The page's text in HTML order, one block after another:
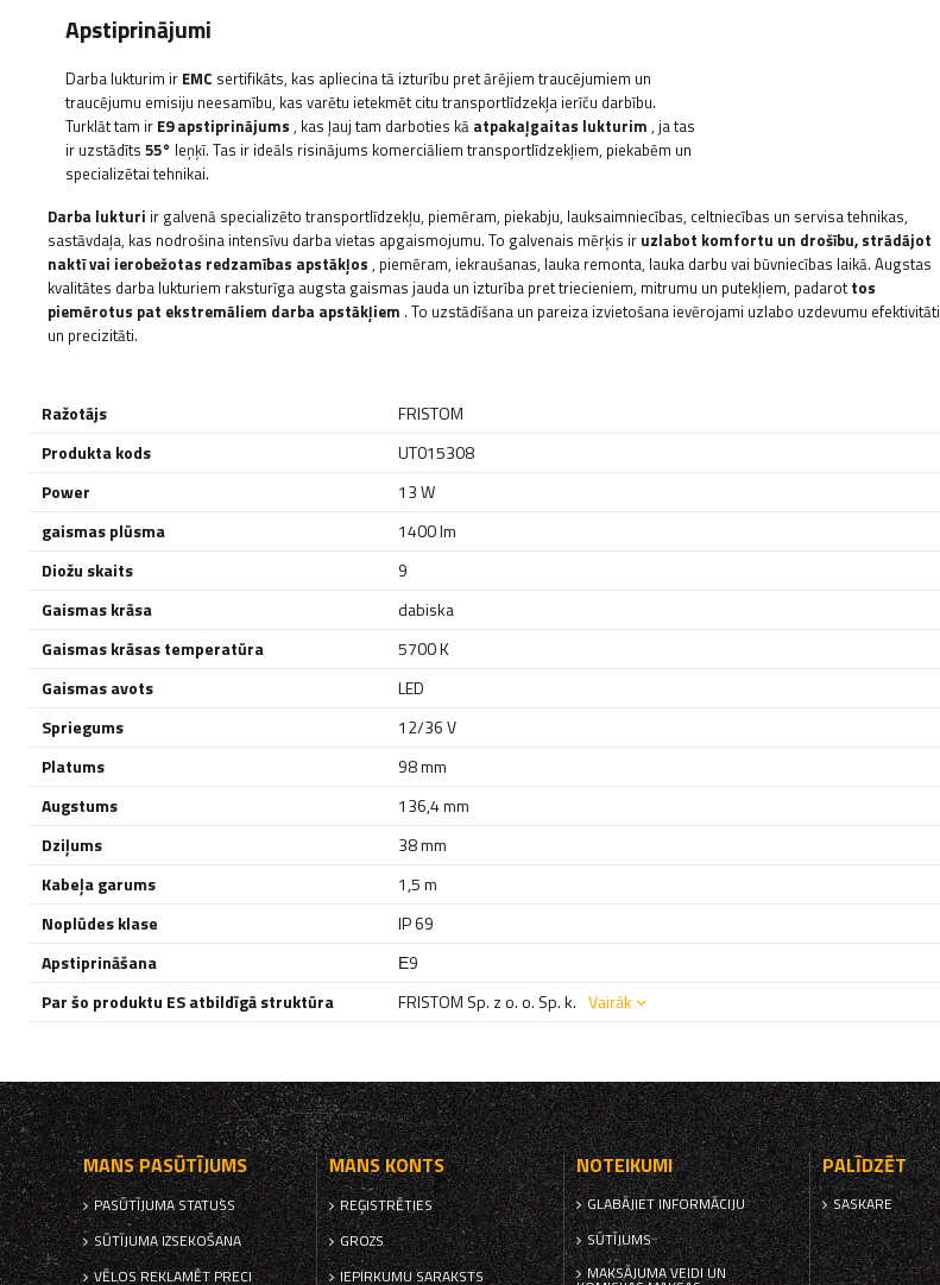
Apstiprinājumi
Darba lukturim ir EMC sertifikāts, kas apliecina tā izturību pret ārējiem traucējumiem un
traucējumu emisiju neesamību, kas varētu ietekmēt citu transportlīdzekļa ierīču darbību.
Turklāt tam ir E9 apstiprinājums , kas ļauj tam darboties kā atpakaļgaitas lukturim , ja tas
ir uzstādīts 55° leņķī. Tas ir ideāls risinājums komerciāliem transportlīdzekļiem, piekabēm un
specializētai tehnikai.
Darba lukturi ir galvenā specializēto transportlīdzekļu, piemēram, piekabju, lauksaimniecības, celtniecības un servisa tehnikas,
sastāvdaļa, kas nodrošina intensīvu darba vietas apgaismojumu. To galvenais mērķis ir uzlabot komfortu un drošību, strādājot
naktī vai ierobežotas redzamības apstākļos , piemēram, iekraušanas, lauka remonta, lauka darbu vai būvniecības laikā. Augstas
kvalitātes darba lukturiem raksturīga augsta gaismas jauda un izturība pret triecieniem, mitrumu un putekļiem, padarottos
piemērotus pat ekstremāliem darba apstākļiem . To uzstādīšana un pareiza izvietošana ievērojami uzlabo uzdevumu efektivitāti
un precizitāti.
Ražotājs
FRISTOM
Produkta kods
UT015308
Power
13 W
gaismas plūsma
1400 lm
Diožu skaits
9
Gaismas krāsa
dabiska
Gaismas krāsas temperatūra
5700 K
Gaismas avots
LED
Spriegums
12/36 V
Platums
98 mm
Augstums
136,4 mm
Dziļums
38 mm
Kabeļa garums
1,5 m
Noplūdes klase
IP 69
Apstiprināšana
Е9
Par šo produktu ES atbildīgā struktūra
FRISTOM Sp. z o. o. Sp. k. Vairāk
MANS PASŪTĪJUMS
PASŪTĪJUMA STATUSS
SŪTĪJUMA IZSEKOŠANA
VĒLOS REKLAMĒT PRECI
MANS KONTS
REĢISTRĒTIES
GROZS
IEPIRKUMU SARAKSTS
NOTEIKUMI
GLABĀJIET INFORMĀCIJU
SŪTĪJUMS
MAKSĀJUMA VEIDI UN
PALĪDZĒT
SASKARE